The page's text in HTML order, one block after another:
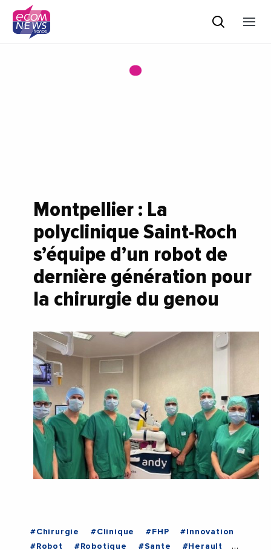
Montpellier : La
polyclinique Saint-Roch
s’équipe d’un robot de
dernière génération pour
la chirurgie du genou
#Chirurgie #Clinique #FHP
#Innovation
#Robot
#Robotique #Sante
#Herault